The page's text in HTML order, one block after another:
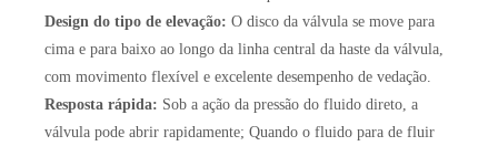
Design do tipo de elevação: O disco da válvula se move para
cima e para baixo ao longo da linha central da haste da válvula,
com movimento flexível e excelente desempenho de vedação.
Resposta rápida: Sob a ação da pressão do fluido direto, a
válvula pode abrir rapidamente; Quando o fluido para de fluir